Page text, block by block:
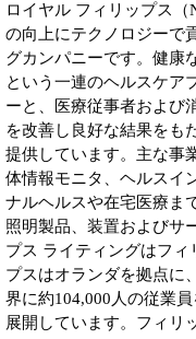
ロイヤル フィリップス（
の向上にテクノロジーで
グカンパニーです。健康
という一連のヘルスケア
ーと、医療従事者および
を改善し良好な結果をも
提供しています。主な事
体情報モニタ、ヘルスイ
ナルヘルスや在宅医療ま
照明製品、装置およびサ
プス ライティングはフ
プスはオランダを拠点に
界に約104,000人の従業
展開しています。フィリ